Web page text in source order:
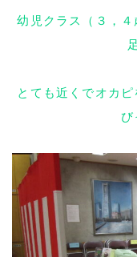
幼児クラス（３，
とても近くでオカ
び